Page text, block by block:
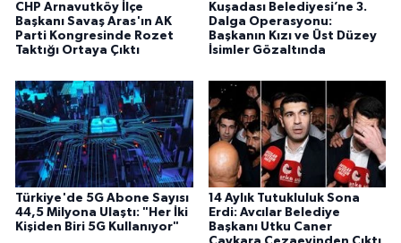
CHP Arnavutköy İlçe
Başkanı Savaş Aras'ın AK
Parti Kongresinde Rozet
Taktığı Ortaya Çıktı
Kuşadası Belediyesi’ne 3.
Dalga Operasyonu:
Başkanın Kızı ve Üst Düzey
İsimler Gözaltında
Türkiye'de 5G Abone Sayısı
44,5 Milyona Ulaştı: "Her İki
Kişiden Biri 5G Kullanıyor"
14 Aylık Tutukluluk Sona
Erdi: Avcılar Belediye
Başkanı Utku Caner